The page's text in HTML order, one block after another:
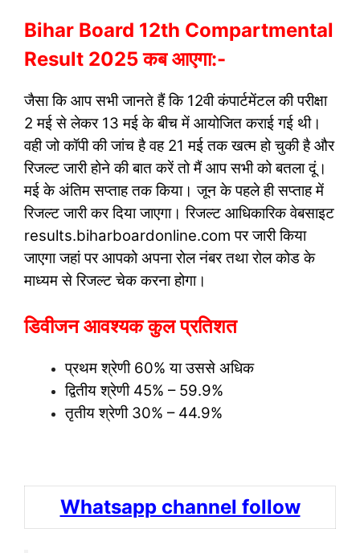
Bihar Board 12th Compartmental
Result 2025 कब आएगा:-
जैसा कि आप सभी जानते हैं कि 12वी कंपार्टमेंटल की परीक्षा
2 मई से लेकर 13 मई के बीच में आयोजित कराई गई थी।
वही जो कॉपी की जांच है वह 21 मई तक खत्म हो चुकी है और
रिजल्ट जारी होने की बात करें तो मैं आप सभी को बतला दूं।
मई के अंतिम सप्ताह तक किया। जून के पहले ही सप्ताह में
रिजल्ट जारी कर दिया जाएगा। रिजल्ट आधिकारिक वेबसाइट
results.biharboardonline.com पर जारी किया
जाएगा जहां पर आपको अपना रोल नंबर तथा रोल कोड के
माध्यम से रिजल्ट चेक करना होगा।
डिवीजन आवश्यक कुल प्रतिशत
प्रथम श्रेणी 60% या उससे अधिक
द्वितीय श्रेणी 45% – 59.9%
तृतीय श्रेणी 30% – 44.9%
Whatsapp channel follow